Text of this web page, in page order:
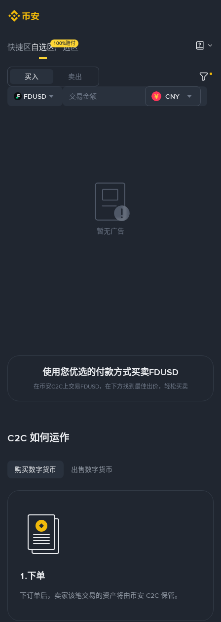
快捷区自选区严选区
100%赔付
买入 卖出
FDUSD CNY
暂无广告
使用您优选的付款方式买卖FDUSD
在币安C2C上交易FDUSD，在下方找到最佳出价，轻松买卖
C2C 如何运作
购买数字货币 出售数字货币
1.下单
下订单后，卖家该笔交易的资产将由币安 C2C 保管。